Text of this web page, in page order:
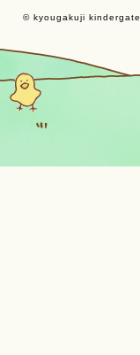
© kyougakuji